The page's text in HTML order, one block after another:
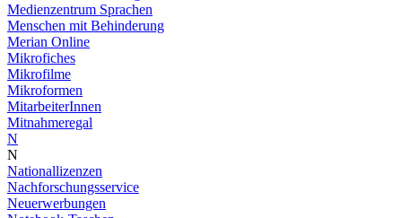
Medienzentrum Sprachen
Menschen mit Behinderung
Merian Online
Mikrofiches
Mikrofilme
Mikroformen
MitarbeiterInnen
Mitnahmeregal
N
N
Nationallizenzen
Nachforschungsservice
Neuerwerbungen